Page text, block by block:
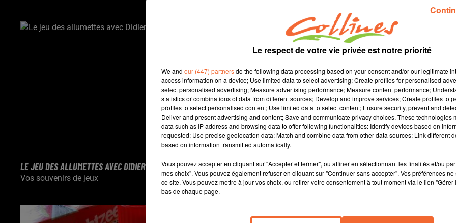
LE JEU DES ALLUMETTES AVEC DIDIER
Vos souvenirs de jeux
LE TRIVIAL PURSUIT AVEC DAVID
Vos souvenirs de jeux
LES PETITS CHEVAUX AVEC JEAN
Vos souvenirs de jeux
Le respect de votre vie privée est notre priorité
We and our (447) partnersdo the following data processing based on your consent and/or our legitimate
access information on a device; Use limited data to select advertising; Create profiles for personalised
select personalised advertising; Measure advertising performance; Measure content performance;
statistics or combinations of data from different sources; Develop and improve services; Create profiles to
profiles to select personalised content; Use limited data to select content; Ensure security, prevent and
Deliver and present advertising and content; Save and communicate privacy choices. These technologies
data such as IP address and browsing data to offer following functionalities: Identify devices based on
requested; Use precise geolocation data; Match and combine data from other data sources; Link different
based on information transmitted automatically.
Vous pouvez accepter en cliquant sur "Accepter et fermer", ou affiner en sélectionnant les finalités et/ou
mes choix". Vous pouvez également refuser en cliquant sur "Continuer sans accepter". Vos préférences
ce site. Vous pouvez mettre à jour vos choix, ou retirer votre consentement à tout moment via le lien
bas de chaque page.